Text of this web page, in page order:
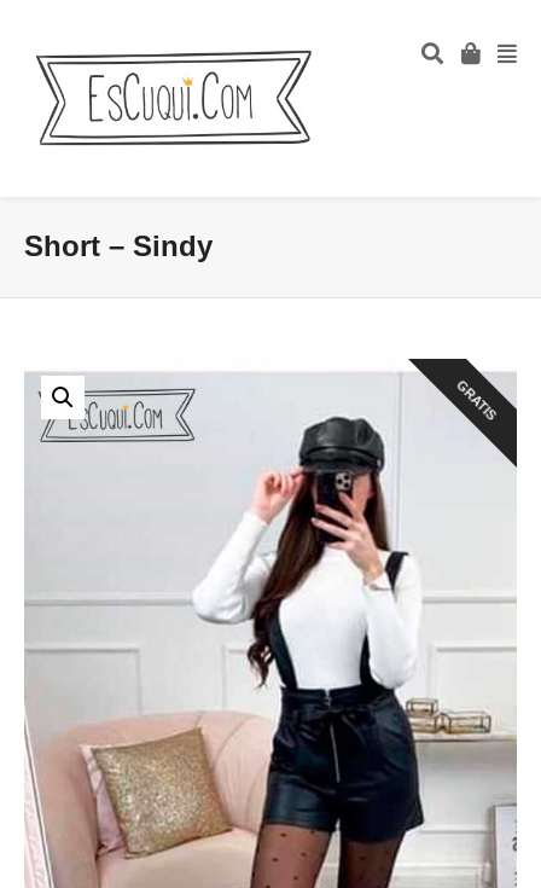
Short – Sindy
GRATIS